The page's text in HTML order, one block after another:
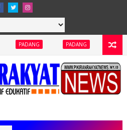
PADANG PADANG PADANG